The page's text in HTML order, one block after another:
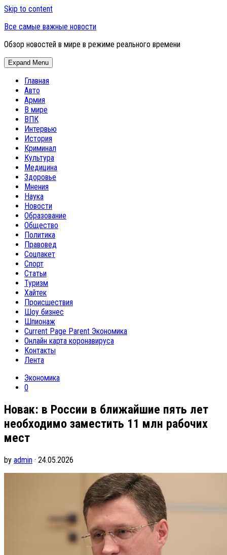
Skip to content
Все самые важные новости
Обзор новостей в мире в режиме реального времени
Expand Menu
Главная
Авто
Армия
В мире
ВПК
Интервью
История
Криминал
Культура
Медицина
Здоровье
Мнения
Наука
Новости
Образование
Общество
Политика
Правовед
Соцпакет
Спорт
Статьи
Туризм
Хайтек
Происшествия
Шоу бизнес
Шпионаж
Current Page Parent Экономика
Онлайн карта коронавируса
Контакты
Лента
Экономика
0
Новак: в России в ближайшие пять лет
необходимо заместить 11 млн рабочих
мест
by admin · 24.05.2026